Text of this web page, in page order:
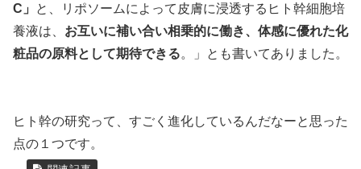
C」
と、リポソームによって皮膚に浸透するヒト幹細胞培
養液は、 お互いに補い合い相乗的に働き、体感に優れた化
粧品の原料として期待できる。」とも書いてありました。
ヒト幹の研究って、すごく進化しているんだなーと思った
点の１つです。